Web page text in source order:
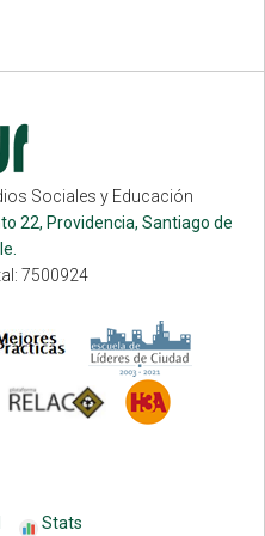
Sociales y Educación
22, Providencia, Santiago de
7500924
Stats